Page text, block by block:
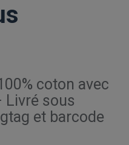
coton avec
Livré sous
et barcode